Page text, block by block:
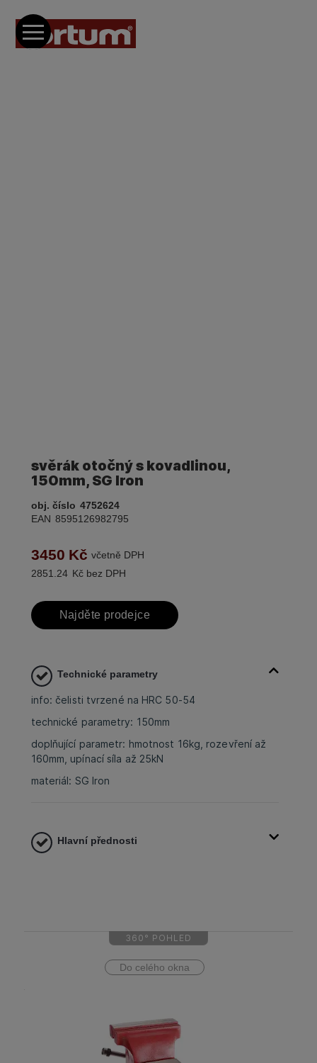
svěrák otočný s kovadlinou,
150mm, SG Iron
obj. číslo 4752624
EAN 8595126982795
3450 Kč včetně DPH
2851.24 Kč bez DPH
Najděte prodejce
Technické parametry
info: čelisti tvrzené na HRC 50-54
technické parametry: 150mm
doplňující parametr: hmotnost 16kg, rozevření až
160mm, upínací síla až 25kN
materiál: SG Iron
Hlavní přednosti
360° POHLED
Do celého okna